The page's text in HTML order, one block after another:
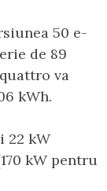
50 e-
de 89
va
kWh.
22 kW
kW pentru